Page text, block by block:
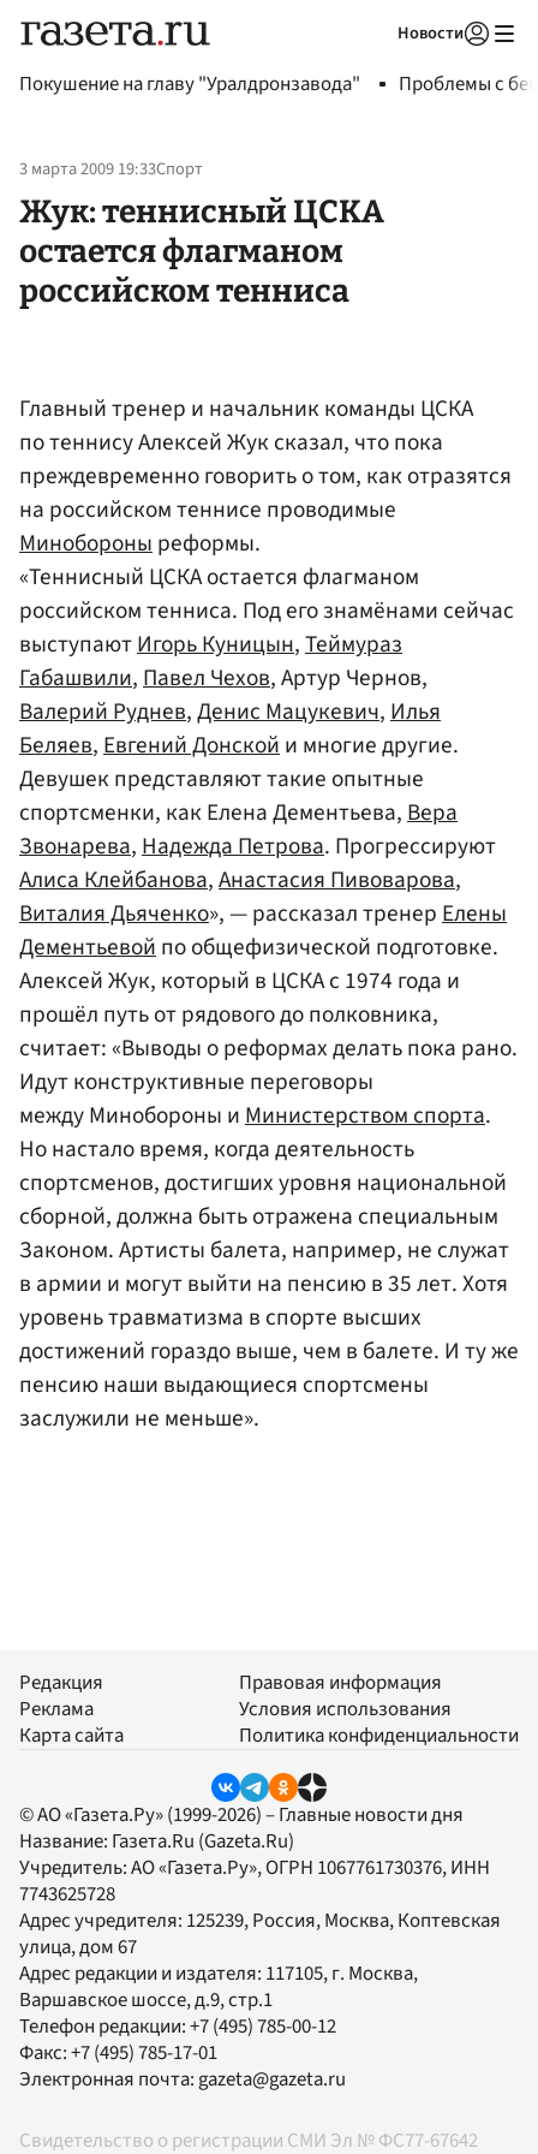
Новости
Покушение на главу "Уралдронзавода" Проблемы с
3 марта 2009 19:33Спорт
Жук: теннисный ЦСКА
остается флагманом
российском тенниса
Главный тренер и начальник команды ЦСКА
по теннису Алексей Жук сказал, что пока
преждевременно говорить о том, как отразятся
на российском теннисе проводимые
Минобороныреформы.
«Теннисный ЦСКА остается флагманом
российском тенниса. Под его знамёнами сейчас
выступаютИгорь Куницын,Теймураз
Габашвили,Павел Чехов, Артур Чернов,
Валерий Руднев,Денис Мацукевич,Илья
Беляев,Евгений Донскойи многие другие.
Девушек представляют такие опытные
спортсменки, как Елена Дементьева,Вера
Звонарева,Надежда Петрова. Прогрессируют
Алиса Клейбанова,Анастасия Пивоварова,
Виталия Дьяченко», — рассказал тренерЕлены
Дементьевойпо общефизической подготовке.
Алексей Жук, который в ЦСКА с 1974 года и
прошёл путь от рядового до полковника,
считает: «Выводы о реформах делать пока рано.
Идут конструктивные переговоры
между Минобороны иМинистерством спорта.
Но настало время, когда деятельность
спортсменов, достигших уровня национальной
сборной, должна быть отражена специальным
Законом. Артисты балета, например, не служат
в армии и могут выйти на пенсию в 35 лет. Хотя
уровень травматизма в спорте высших
достижений гораздо выше, чем в балете. И ту же
пенсию наши выдающиеся спортсмены
заслужили не меньше».
Редакция
Реклама
Карта сайта
Правовая информация
Условия использования
Политика конфиденциальности
© АО «Газета.Ру» (1999-2026) – Главные новости дня
Название: Газета.Ru (Gazeta.Ru)
Учредитель:АО «Газета.Ру», ОГРН 1067761730376, ИНН
7743625728
Адрес учредителя: 125239, Россия, Москва, Коптевская
улица, дом 67
Адрес редакции и издателя: 117105, г. Москва,
Варшавское шоссе, д.9, стр.1
Телефон редакции:+7 (495) 785-00-12
Факс:+7 (495) 785-17-01
Электронная почта:gazeta@gazeta.ru
Свидетельство о регистрации СМИ Эл № ФС77-67642